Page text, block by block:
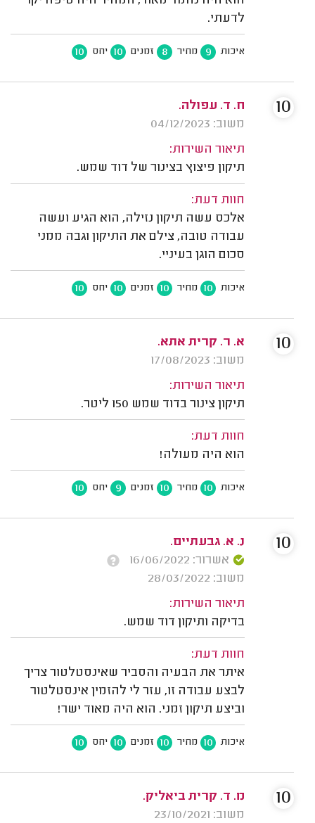
לדעתי.
איכות 9 מחיר 8 זמנים 10 יחס 10
ח. ד. עפולה.
משוב: 04/12/2023
תיאור השירות:
תיקון פיצוץ בצינור של דוד שמש.
חוות דעת:
אלכס עשה תיקון נזילה, הוא הגיע ועשה
עבודה טובה, צילם את התיקון וגבה ממני
סכום הוגן בעיניי.
איכות 10 מחיר 10 זמנים 10 יחס 10
10
א. ר. קרית אתא.
משוב: 17/08/2023
תיאור השירות:
תיקון צינור בדוד שמש 150 ליטר.
חוות דעת:
הוא היה מעולה!
איכות 10 מחיר 10 זמנים 9 יחס 10
10
נ. א. גבעתיים.
אשרור: 16/06/2022
משוב: 28/03/2022
תיאור השירות:
בדיקה ותיקון דוד שמש.
חוות דעת:
איתר את הבעיה והסביר שאינסטלטור צריך
לבצע עבודה זו, עזר לי להזמין אינסטלטור
וביצע תיקון זמני. הוא היה מאוד ישר!
איכות 10 מחיר 10 זמנים 10 יחס 10
10
מ. ד. קרית ביאליק.
משוב: 23/10/2021
10